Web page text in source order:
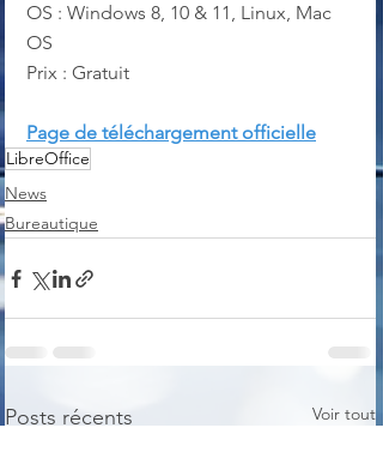
OS : Windows 8, 10 & 11, Linux, Mac
OS
Prix : Gratuit
Page de téléchargement officielle
LibreOffice
News
Bureautique
Posts récents Voir tout